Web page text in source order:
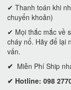
✔ Thanh toán khi
chuyển khoản)
✔ Mọi thắc mắc về
cháy nổ. Hãy để lại
vấn.
✔ Miễn Phí Ship
✔ Hotline: 098